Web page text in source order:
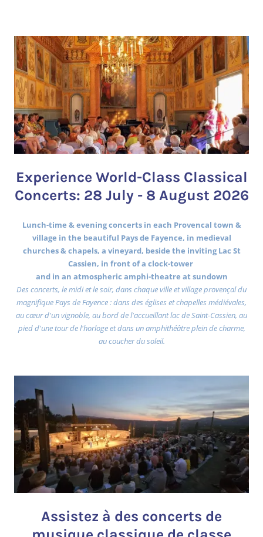
Experience World-Class Classical
Concerts: 28 July - 8 August 2026
Lunch-time & evening concerts in each Provencal town &
village in the beautiful Pays de Fayence, in medieval
churches & chapels, a vineyard, beside the inviting Lac St
Cassien, in front of a clock-tower
and in an atmospheric amphi-theatre at sundown
Des concerts, le midi et le soir, dans chaque ville et village provençal du
magnifique Pays de Fayence : dans des églises et chapelles médiévales,
au cœur d'un vignoble, au bord de l'accueillant lac de Saint-Cassien, au
pied d'une tour de l'horloge et dans un amphithéâtre plein de charme,
au coucher du soleil.
Assistez à des concerts de